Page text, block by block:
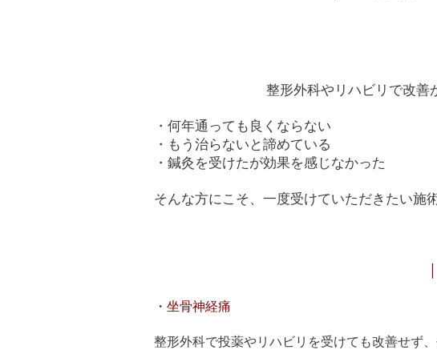
整形外科やリハビリで改善
・何年通っても良くならない
・もう治らないと諦めている
・鍼灸を受けたが効果を感じなかった
そんな方にこそ、一度受けていただきたい施術
・ 坐骨神経痛
整形外科で投薬やリハビリを受けても改善せず